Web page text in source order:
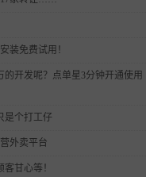
装免费试用！
开发呢？点单星3分钟开通使用
是个打工仔
外卖平台
甘心等！